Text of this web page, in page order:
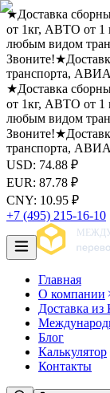
★Доставка
от 1кг, АВТО от 1
любым видом
Звоните!★
транспорта,
★Доставка
от 1кг, АВТО от 1
любым видом
Звоните!★
транспорта,
USD: 74.88 ₽
EUR: 87.78 ₽
CNY: 10.95 ₽
+7 (495) 215-16-10
Главная
О компании
Доставка из
Блог
Калькулятор
Контакты